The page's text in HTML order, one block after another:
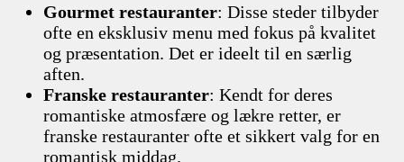
Gourmet restauranter: Disse steder tilbyder
ofte en eksklusiv menu med fokus på kvalitet
og præsentation. Det er ideelt til en særlig
aften.
Franske restauranter: Kendt for deres
romantiske atmosfære og lækre retter, er
franske restauranter ofte et sikkert valg for en
romantisk middag.